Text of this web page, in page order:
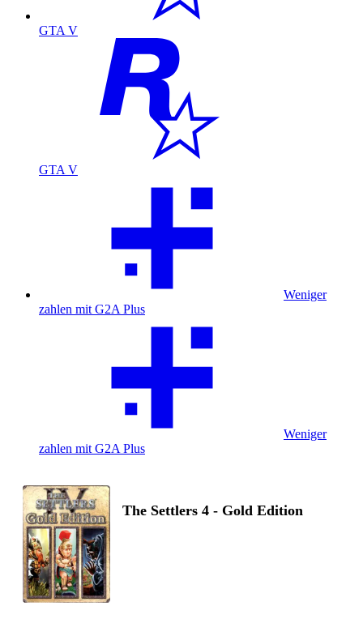
GTA V
GTA V
Weniger
zahlen mit G2A Plus
Weniger
zahlen mit G2A Plus
The Settlers 4 - Gold Edition